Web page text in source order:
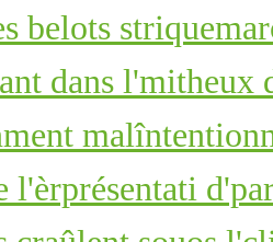
belots
dans l'mitheux
l'èrprésentati